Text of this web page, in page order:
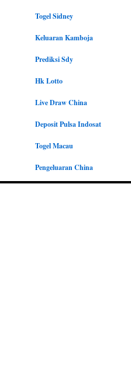
Togel Sidney
Keluaran Kamboja
Prediksi Sdy
Hk Lotto
Live Draw China
Deposit Pulsa Indosat
Togel Macau
Pengeluaran China